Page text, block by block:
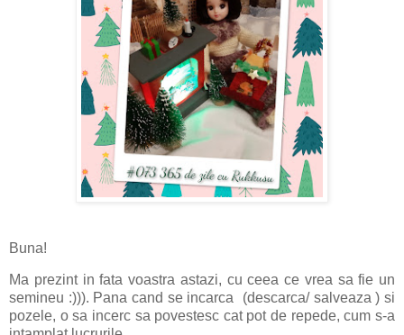
Buna!
Ma prezint in fata voastra astazi, cu ceea ce vrea sa fie un
semineu :))). Pana cand se incarca (descarca/ salveaza ) si
pozele, o sa incerc sa povestesc cat pot de repede, cum s-a